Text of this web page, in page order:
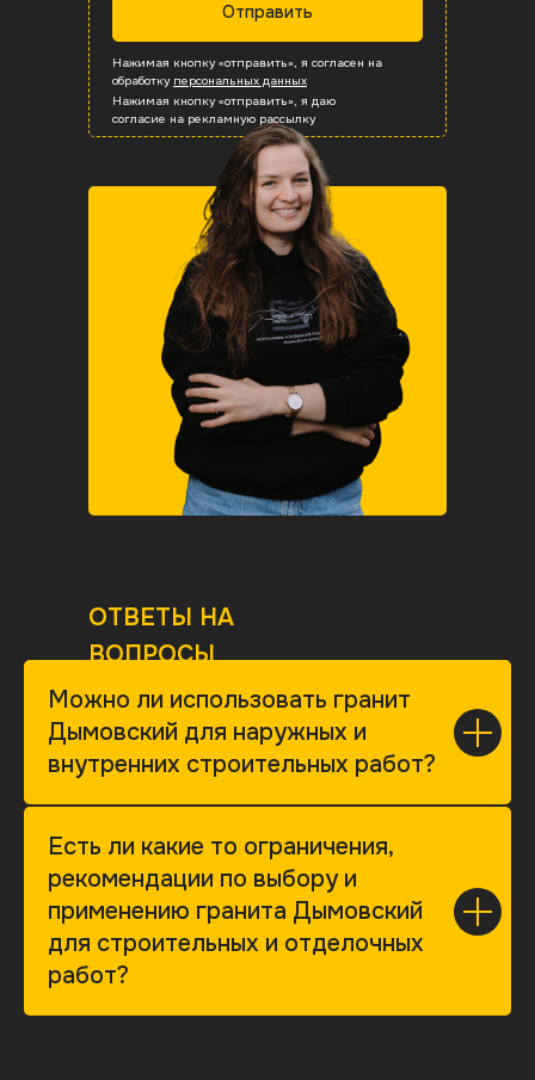
Вся продукция
Вентфасады
Бордюры
Вся продукция
Плитка
Ступени
Вся продукция
Плиты мощения
Бордюры
Вся продукция
Вентфасады
Плитка
Вся продукция
Ступени
Бордюры
Отправить
Нажимая кнопку «отправить», я согласен на
обработку персональных данных
Нажимая кнопку «отправить», я даю
согласие на рекламную рассылку
ОТВЕТЫ НА
ВОПРОСЫ
Можно ли использовать гранит
Дымовский для наружных и
внутренних строительных работ?
Есть ли какие то ограничения,
рекомендации по выбору и
применению гранита Дымовский
для строительных и отделочных
работ?